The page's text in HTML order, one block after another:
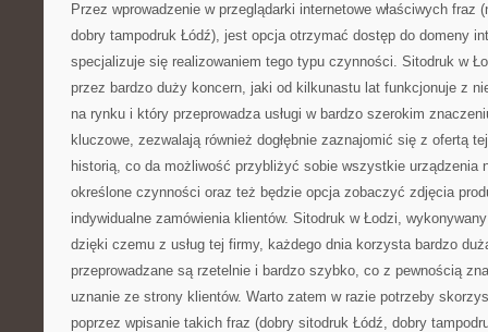
Przez wprowadzenie w przeglądarki internetowe właściwych fraz
dobry tampodruk Łódź), jest opcja otrzymać dostęp do domeny
specjalizuje się realizowaniem tego typu czynności. Sitodruk w
przez bardzo duży koncern, jaki od kilkunastu lat funkcjonuje z
na rynku i który przeprowadza usługi w bardzo szerokim
kluczowe, zezwalają również dogłębnie zaznajomić się z ofertą
historią, co da możliwość przybliżyć sobie wszystkie urządzenia
określone czynności oraz też będzie opcja zobaczyć zdjęcia
indywidualne zamówienia klientów. Sitodruk w Łodzi,
dzięki czemu z usług tej firmy, każdego dnia korzysta bardzo
przeprowadzane są rzetelnie i bardzo szybko, co z pewnością
uznanie ze strony klientów. Warto zatem w razie potrzeby
poprzez wpisanie takich fraz (dobry sitodruk Łódź, dobry